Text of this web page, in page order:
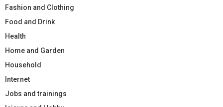
Fashion and Clothing
Food and Drink
Health
Home and Garden
Household
Internet
Jobs and trainings